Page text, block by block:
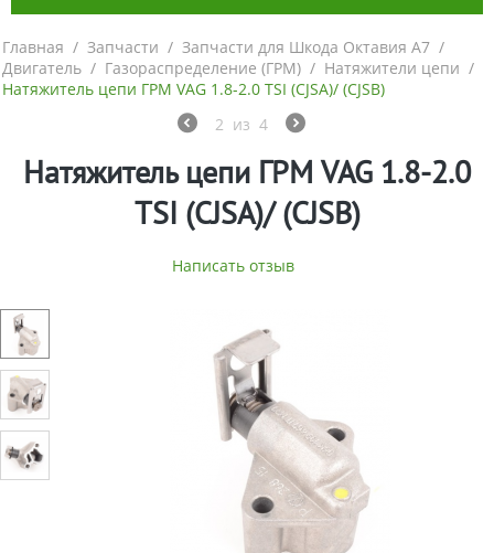
Главная / Запчасти / Запчасти для Шкода Октавия А7 /
Двигатель / Газораспределение (ГРМ) / Натяжители цепи /
Натяжитель цепи ГРМ VAG 1.8-2.0 TSI (CJSA)/ (CJSB)
2 из 4
Натяжитель цепи ГРМ VAG 1.8-2.0
TSI (CJSA)/ (CJSB)
Написать отзыв